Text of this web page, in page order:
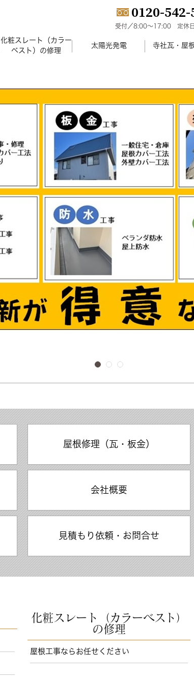
0120-542-
受付／8:00～17:00 定休
化粧スレート（カラー
ベスト）の修理
太陽光発電 寺社瓦・屋
屋根修理（瓦・板金）
会社概要
見積もり依頼・お問合せ
化粧スレート（カラーベスト）
の修理
屋根工事ならお任せください